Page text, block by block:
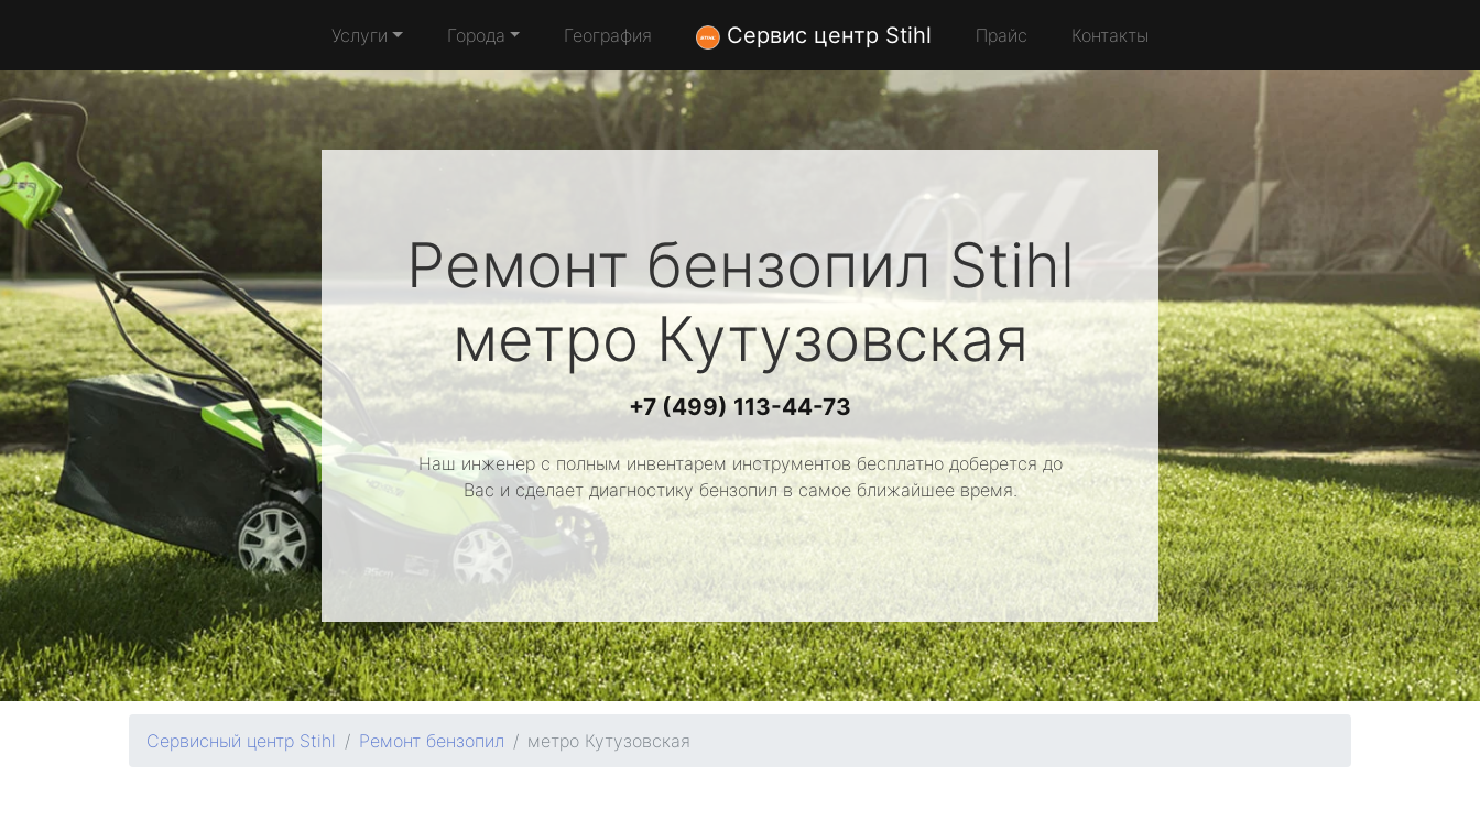
Услуги Города География Сервис центр Stihl Прайс Контакты
Ремонт бензопил Stihl
метро Кутузовская
+7 (499) 113-44-73
Наш инженер с полным инвентарем инструментов бесплатно доберется до
Вас и сделает диагностику бензопил в самое ближайшее время.
Сервисный центр Stihl Ремонт бензопил метро Кутузовская